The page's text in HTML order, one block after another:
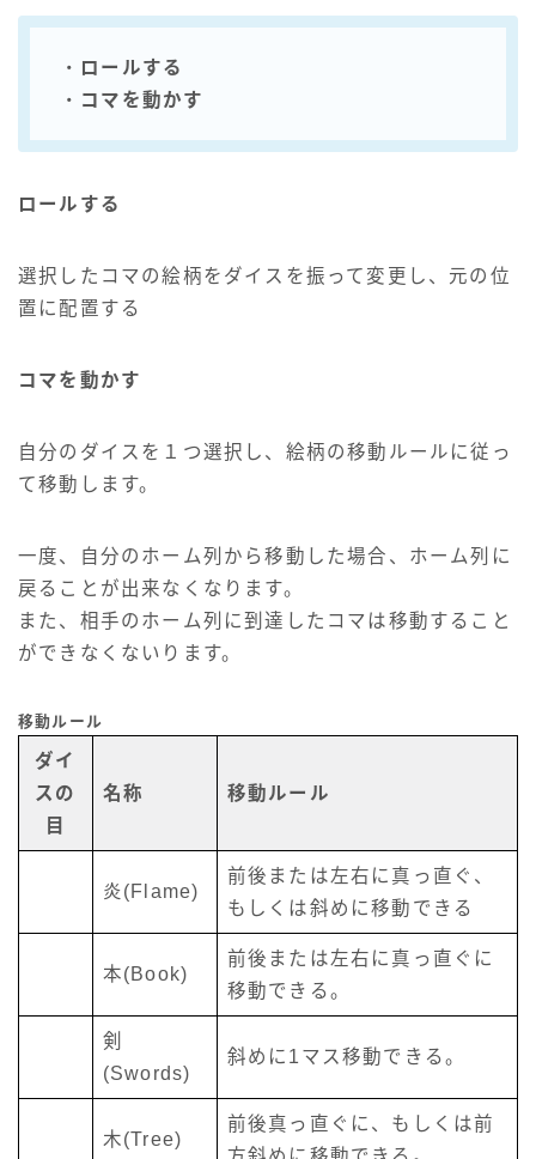
・ ロールする
・ コマを動かす
ロールする
選択したコマの絵柄をダイスを振って変更し、元の位
置に配置する
コマを動かす
自分のダイスを１つ選択し、絵柄の移動ルールに従っ
て移動します。
一度、自分のホーム列から移動した場合、ホーム列に
戻ることが出来なくなります。
また、相手のホーム列に到達したコマは移動すること
ができなくないります。
移動ルール
ダイ
スの
目
名称 移動ルール
炎(Flame)
前後または左右に真っ直ぐ、
もしくは斜めに移動できる
本(Book)
前後または左右に真っ直ぐに
移動できる。
剣
(Swords)
斜めに1マス移動できる。
木(Tree)
前後真っ直ぐに、もしくは前